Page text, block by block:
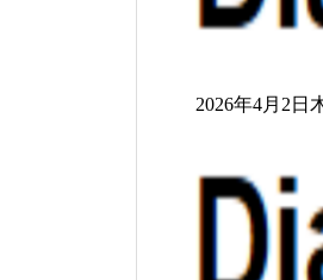
2026年4月2日